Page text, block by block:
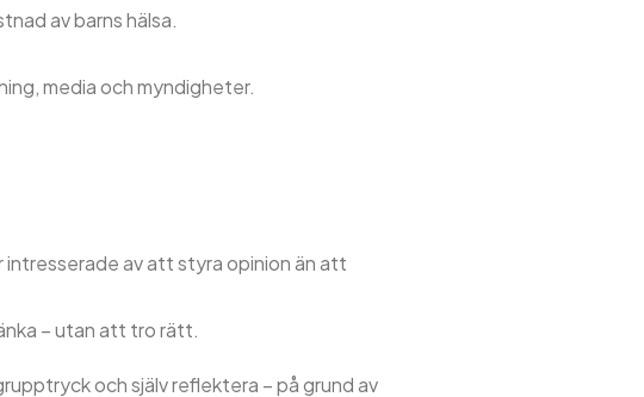
av barns hälsa.
media och myndigheter.
intresserade av att styra opinion än att
– utan att tro rätt.
och själv reflektera – på grund av